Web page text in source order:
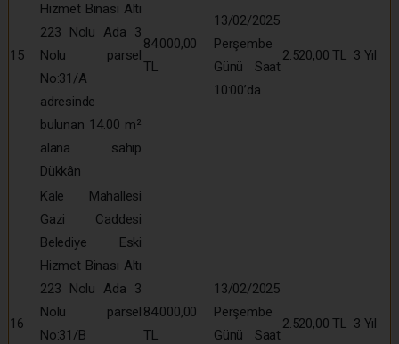
15
Hizmet Binası Altı
223 Nolu Ada 3
Nolu parsel
No:31/A
adresinde
bulunan 14.00 m²
alana sahip
Dükkân
84.000,00
TL
13/02/2025
Perşembe
Günü Saat
10:00’da
2.520,00 TL 3 Yıl
16
Kale Mahallesi
Gazi Caddesi
Belediye Eski
Hizmet Binası Altı
223 Nolu Ada 3
Nolu parsel
No:31/B
84.000,00
TL
13/02/2025
Perşembe
Günü Saat
2.520,00 TL 3 Yıl